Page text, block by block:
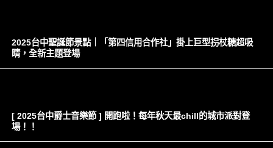
2025台中聖誕節景點｜「第四信用合作社」掛上巨型拐杖糖超吸
睛，全新主題登場
[ 2025台中爵士音樂節 ] 開跑啦！每年秋天最chill的城市派對登
場！！